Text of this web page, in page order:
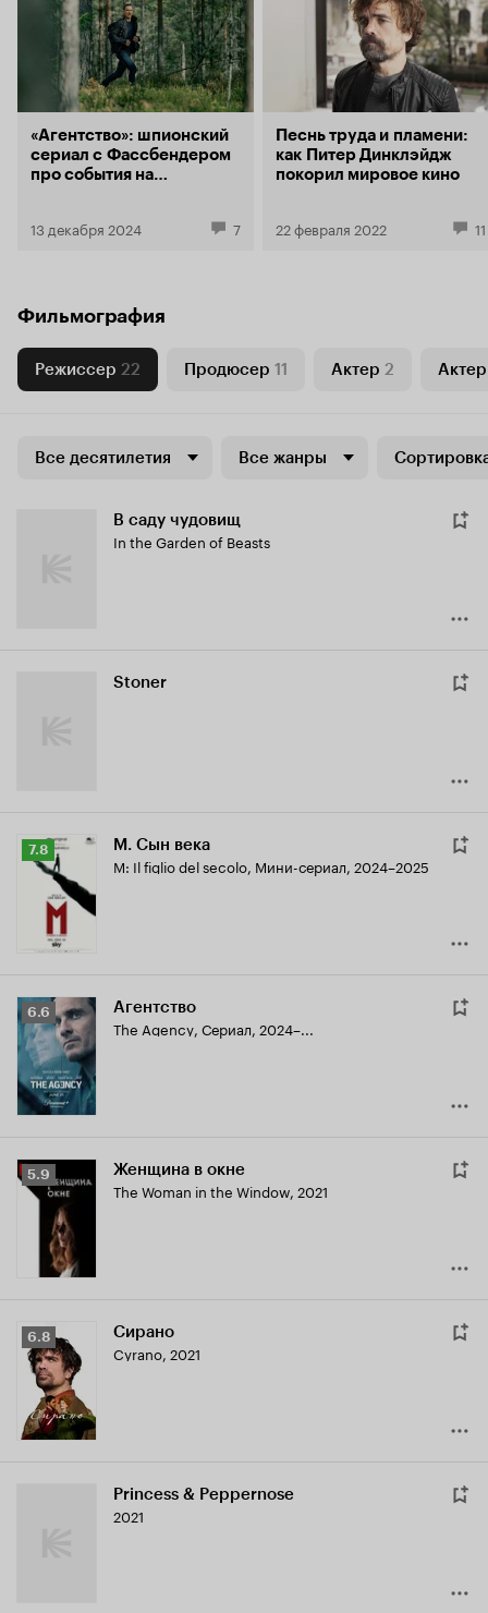
«Агентство»: шпионский
сериал с Фассбендером
про события на
13 декабря 2024 7
Песнь труда и пламени:
как Питер Динклэйдж
покорил мировое кино
22 февраля 2022 11
Фильмография
Режиссер 22 Продюсер 11 Актер 2
Все десятилетия Все жанры
В саду чудовищ
In the Garden of Beasts
Stoner
Рейтинг
Кинопоиска
7.8 М. Сын века
M: Il figlio del secolo, Мини-сериал, 2024–2025
Рейтинг
Кинопоиска
6.6
6.6 Агентство
The Agency, Сериал, 2024–...
Рейтинг
Кинопоиска
5.9 Женщина в окне
The Woman in the Window, 2021
Рейтинг
Кинопоиска
6.8
6.8 Сирано
Cyrano, 2021
Princess & Peppernose
2021